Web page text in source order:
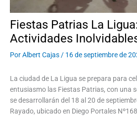
Fiestas Patrias La
Actividades
PorAlbert Cajas / 16 de septiembre de
La ciudad de La Ligua se prepara para
entusiasmo las Fiestas Patrias, con una
se desarrollarán del 18 al 20 de
Rayado, ubicado en Diego Portales